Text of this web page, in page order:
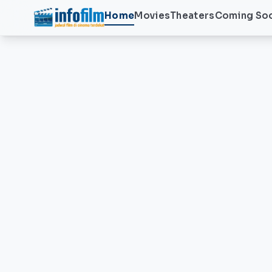
HomeMoviesTheatersComing